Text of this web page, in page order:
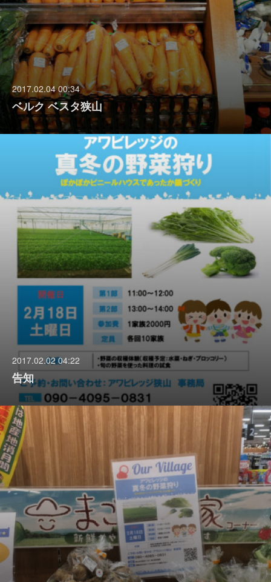
2017.02.04 00:34
ベルク ベスタ狭山
2017.02.02 04:22
告知